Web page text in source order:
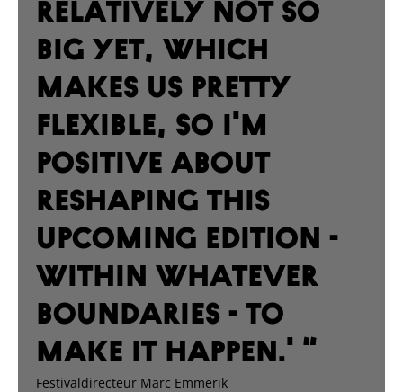
relatively not so
big yet, which
makes us pretty
flexible, so I'm
positive about
reshaping this
upcoming edition -
within whatever
boundaries - to
make it happen.' “
Festivaldirecteur Marc Emmerik